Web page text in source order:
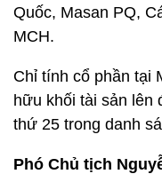
Quốc, Masan PQ,
MCH.
Chỉ tính cổ phần tại
hữu khối tài sản lên
thứ 25 trong danh
Phó Chủ tịch